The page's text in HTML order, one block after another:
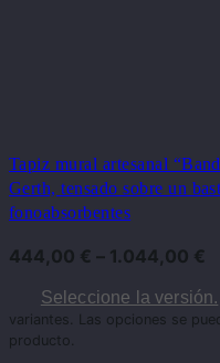
Tapiz mural artesanal
Gerth, tensado sobre un
fonoabsorbentes
444,00 € – 1.044,00 €
Seleccione la versión.
variantes. Las opciones se
producto.